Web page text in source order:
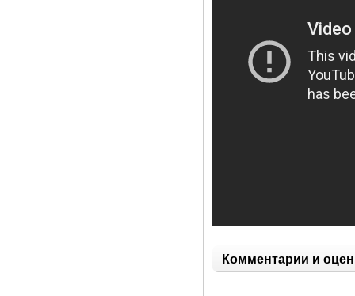
Комментарии и